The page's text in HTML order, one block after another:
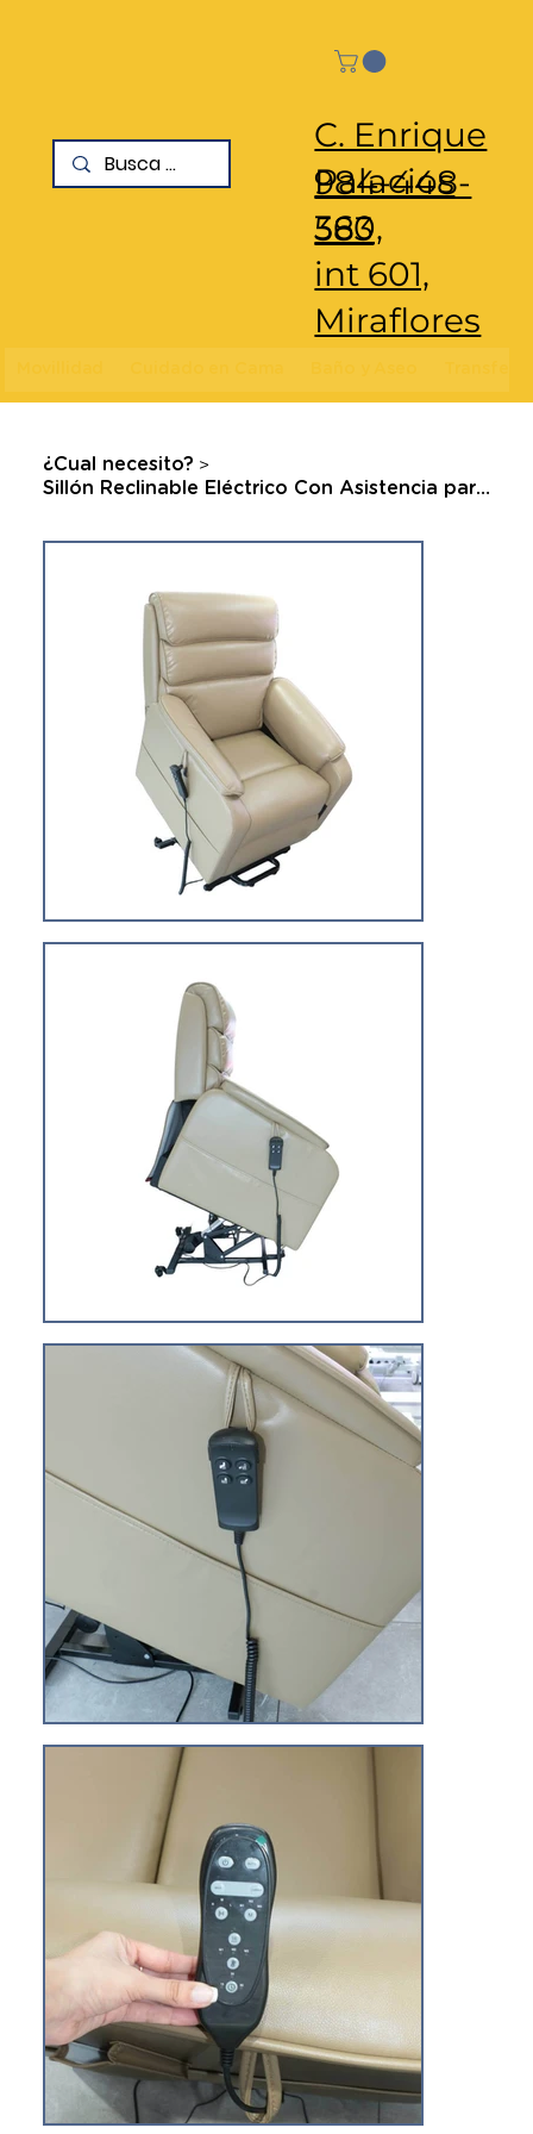
C. Enrique
Palacios
360,
int 601,
Miraflores
984-448-
583
¿Cual necesito? >
Sillón Reclinable Eléctrico Con Asistencia para Incorporarse y Masajes